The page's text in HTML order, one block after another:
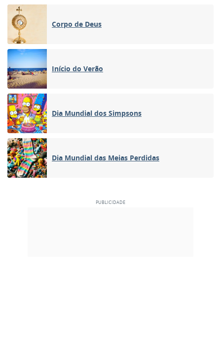
Corpo de Deus
Início do Verão
Dia Mundial dos Simpsons
Dia Mundial das Meias Perdidas